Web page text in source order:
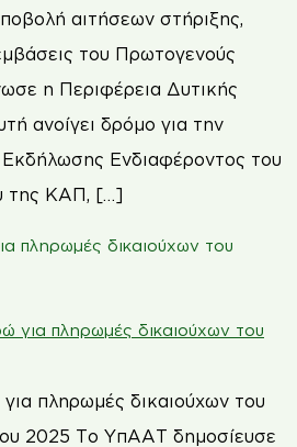
αιτήσεων στήριξης,
του Πρωτογενούς
η Περιφέρεια Δυτικής
ανοίγει δρόμο για την
Ενδιαφέροντος του
της ΚΑΠ, […]
πληρωμές δικαιούχων του
πληρωμές δικαιούχων του
2025 Το ΥπΑΑΤ δημοσίευσε